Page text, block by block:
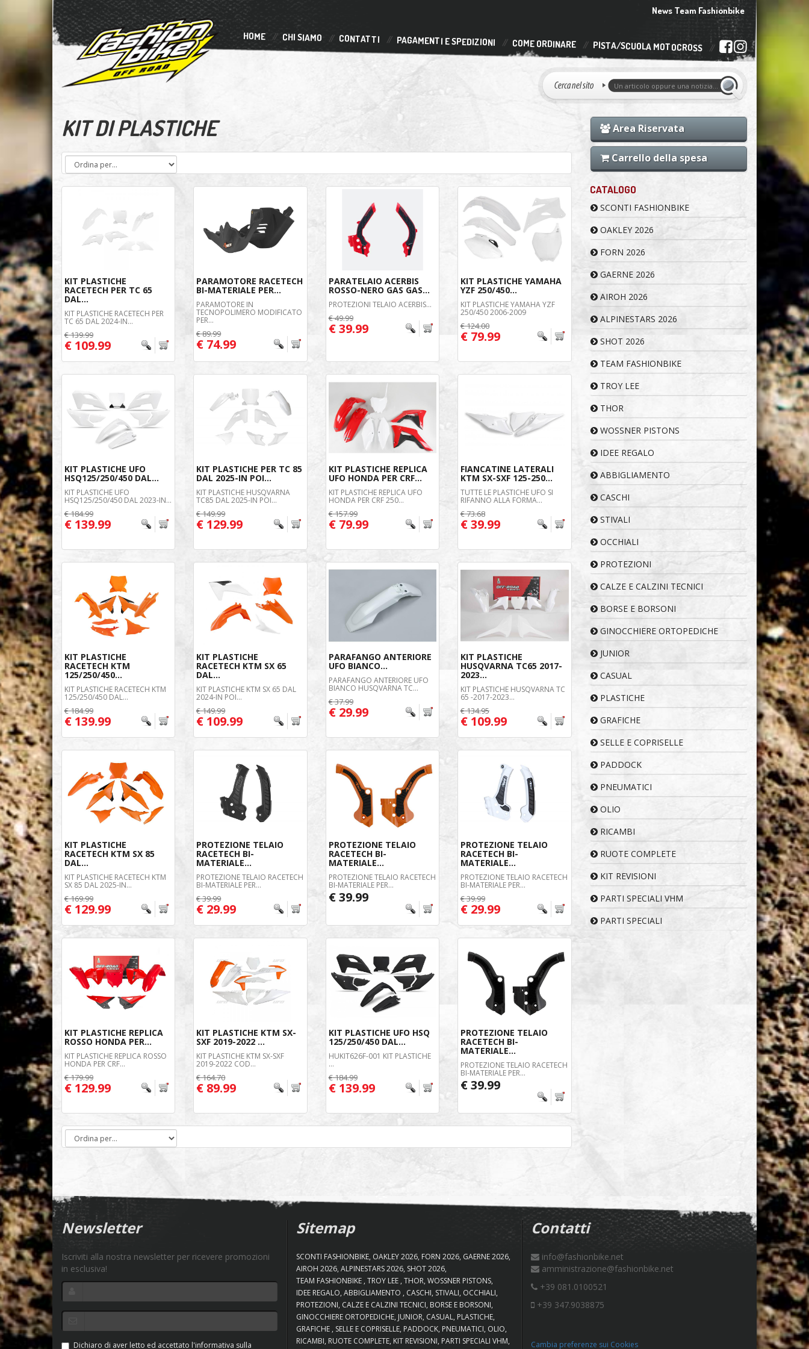
News Team Fashionbike
HOME CHI SIAMO CONTATTI PAGAMENTI E SPEDIZIONI COME ORDINARE PISTA/SCUOLA MOTOCROSS
KIT DI PLASTICHE
KIT PLASTICHE
RACETECH PER TC 65
DAL...
KIT PLASTICHE RACETECH PER
TC 65 DAL 2024-IN...
€ 139.99
€ 109.99
PARAMOTORE RACETECH
BI-MATERIALE PER...
PARAMOTORE IN
TECNOPOLIMERO MODIFICATO
PER...
€ 89.99
€ 74.99
PARATELAIO ACERBIS
ROSSO-NERO GAS GAS...
PROTEZIONI TELAIO ACERBIS...
€ 49.99
€ 39.99
KIT PLASTICHE YAMAHA
YZF 250/450...
KIT PLASTICHE YAMAHA YZF
250/450 2006-2009
€ 124.00
€ 79.99
KIT PLASTICHE UFO
HSQ125/250/450 DAL...
KIT PLASTICHE UFO
HSQ125/250/450 DAL 2023-IN...
€ 184.99
€ 139.99
KIT PLASTICHE PER TC 85
DAL 2025-IN POI...
KIT PLASTICHE HUSQVARNA
TC85 DAL 2025-IN POI...
€ 149.99
€ 129.99
KIT PLASTICHE REPLICA
UFO HONDA PER CRF...
KIT PLASTICHE REPLICA UFO
HONDA PER CRF 250...
€ 157.99
€ 79.99
FIANCATINE LATERALI
KTM SX-SXF 125-250...
TUTTE LE PLASTICHE UFO SI
RIFANNO ALLA FORMA...
€ 73.68
€ 39.99
KIT PLASTICHE
RACETECH KTM
125/250/450...
KIT PLASTICHE RACETECH KTM
125/250/450 DAL...
€ 184.99
€ 139.99
KIT PLASTICHE
RACETECH KTM SX 65
DAL...
KIT PLASTICHE KTM SX 65 DAL
2024-IN POI...
€ 149.99
€ 109.99
PARAFANGO ANTERIORE
UFO BIANCO...
PARAFANGO ANTERIORE UFO
BIANCO HUSQVARNA TC...
€ 37.99
€ 29.99
KIT PLASTICHE
HUSQVARNA TC65 2017-
2023...
KIT PLASTICHE HUSQVARNA TC
65 -2017-2023...
€ 134.95
€ 109.99
KIT PLASTICHE
RACETECH KTM SX 85
DAL...
KIT PLASTICHE RACETECH KTM
SX 85 DAL 2025-IN...
€ 169.99
€ 129.99
PROTEZIONE TELAIO
RACETECH BI-
MATERIALE...
PROTEZIONE TELAIO RACETECH
BI-MATERIALE PER...
€ 39.99
€ 29.99
PROTEZIONE TELAIO
RACETECH BI-
MATERIALE...
PROTEZIONE TELAIO RACETECH
BI-MATERIALE PER...
€ 39.99
PROTEZIONE TELAIO
RACETECH BI-
MATERIALE...
PROTEZIONE TELAIO RACETECH
BI-MATERIALE PER...
€ 39.99
€ 29.99
KIT PLASTICHE REPLICA
ROSSO HONDA PER...
KIT PLASTICHE REPLICA ROSSO
HONDA PER CRF...
€ 179.99
€ 129.99
KIT PLASTICHE KTM SX-
SXF 2019-2022 ...
KIT PLASTICHE KTM SX-SXF
2019-2022 COD...
€ 164.70
€ 89.99
KIT PLASTICHE UFO HSQ
125/250/450 DAL...
HUKIT626F-001 KIT PLASTICHE
...
€ 184.99
€ 139.99
PROTEZIONE TELAIO
RACETECH BI-
MATERIALE...
PROTEZIONE TELAIO RACETECH
BI-MATERIALE PER...
€ 39.99
Area Riservata
Carrello della spesa
CATALOGO
SCONTI FASHIONBIKE
OAKLEY 2026
FORN 2026
GAERNE 2026
AIROH 2026
ALPINESTARS 2026
SHOT 2026
TEAM FASHIONBIKE
TROY LEE
THOR
WOSSNER PISTONS
IDEE REGALO
ABBIGLIAMENTO
CASCHI
STIVALI
OCCHIALI
PROTEZIONI
CALZE E CALZINI TECNICI
BORSE E BORSONI
GINOCCHIERE ORTOPEDICHE
JUNIOR
CASUAL
PLASTICHE
GRAFICHE
SELLE E COPRISELLE
PADDOCK
PNEUMATICI
OLIO
RICAMBI
RUOTE COMPLETE
KIT REVISIONI
PARTI SPECIALI VHM
PARTI SPECIALI
Newsletter
Iscriviti alla nostra newsletter per ricevere promozioni
in esclusiva!
Dichiaro di aver letto ed accettato l'informativa sulla
Sitemap
SCONTI FASHIONBIKE OAKLEY 2026 FORN 2026 GAERNE 2026
AIROH 2026 ALPINESTARS 2026 SHOT 2026
TEAM FASHIONBIKE TROY LEE THOR WOSSNER PISTONS
IDEE REGALO ABBIGLIAMENTO CASCHI STIVALI OCCHIALI
PROTEZIONI CALZE E CALZINI TECNICI BORSE E BORSONI
GINOCCHIERE ORTOPEDICHE JUNIOR CASUAL PLASTICHE
GRAFICHE SELLE E COPRISELLE PADDOCK PNEUMATICI OLIO
RICAMBI RUOTE COMPLETE KIT REVISIONI PARTI SPECIALI VHM
Contatti
info@fashionbike.net
amministrazione@fashionbike.net
+39 081.0100521
+39 347.9038875
Cambia preferenze sui Cookies